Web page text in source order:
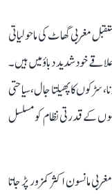
مغربی گھاٹ کی ماحولیاتی
خود شدید دباؤ میں ہیں۔
کا پھیلتا جال، سیاحتی
کے قدرتی نظام کو مسلسل
مانسون اکثر کمزور پڑ جاتا